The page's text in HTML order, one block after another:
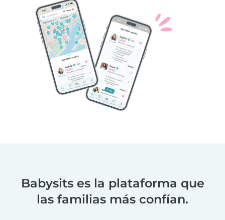
Babysits es la plataforma que
las familias más confían.